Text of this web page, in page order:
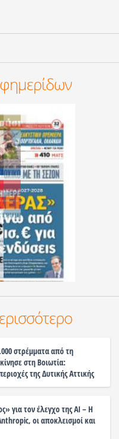
στρέμματα από τη
στη Βοιωτία:
της Δυτικής Αττικής
για τον έλεγχο της ΑΙ – Η
οι αποκλεισμοί και